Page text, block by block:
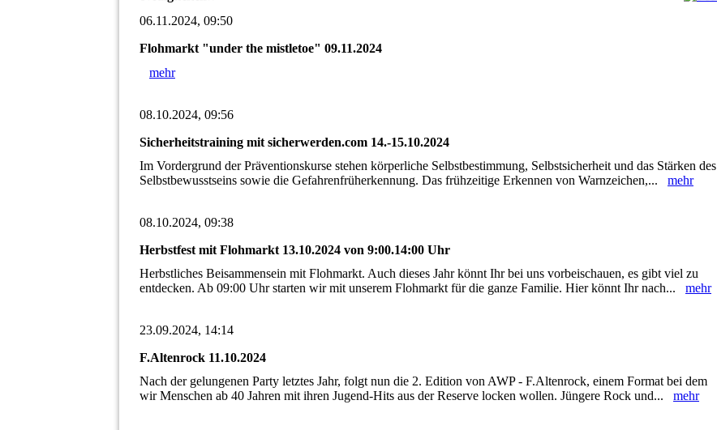
06.11.2024, 09:50
Flohmarkt "under the mistletoe" 09.11.2024
mehr
08.10.2024, 09:56
Sicherheitstraining mit sicherwerden.com 14.-15.10.2024
Im Vordergrund der Präventionskurse stehen körperliche Selbstbestimmung, Selbstsicherheit und das Stärken des
Selbstbewusstseins sowie die Gefahrenfrüherkennung. Das frühzeitige Erkennen von Warnzeichen,... mehr
08.10.2024, 09:38
Herbstfest mit Flohmarkt 13.10.2024 von 9:00.14:00 Uhr
Herbstliches Beisammensein mit Flohmarkt. Auch dieses Jahr könnt Ihr bei uns vorbeischauen, es gibt viel zu
entdecken. Ab 09:00 Uhr starten wir mit unserem Flohmarkt für die ganze Familie. Hier könnt Ihr nach... mehr
23.09.2024, 14:14
F.Altenrock 11.10.2024
Nach der gelungenen Party letztes Jahr, folgt nun die 2. Edition von AWP - F.Altenrock, einem Format bei dem
wir Menschen ab 40 Jahren mit ihren Jugend-Hits aus der Reserve locken wollen. Jüngere Rock und... mehr